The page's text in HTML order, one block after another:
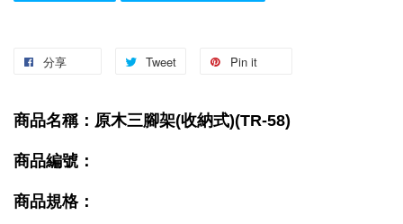
分享 Tweet Pin it
商品名稱：原木三腳架(收納式)(TR-58)
商品編號：
商品規格：